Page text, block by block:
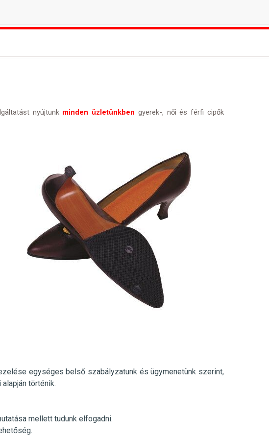
nyújtunk minden üzletünkben gyerek-, női és férfi cipők
egységes belső szabályzatunk és ügymenetünk szerint,
történik.
mellett tudunk elfogadni.